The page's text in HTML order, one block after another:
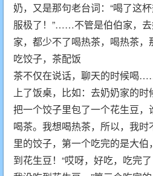
奶，又是那句老台词：“喝了这
服极了！”……不管是伯伯家，
家，都少不了喝热茶，喝热茶，
吃饺子，茶配饭
茶不仅在说话，聊天的时候喝
上了饭桌，比如：去奶奶家的
把一个饺子里包了一个花生豆
喝茶。我想喝热茶，所以，我
里的饺子，第一个吃完的是大
到花生豆！“哎呀，好吃，吃完了